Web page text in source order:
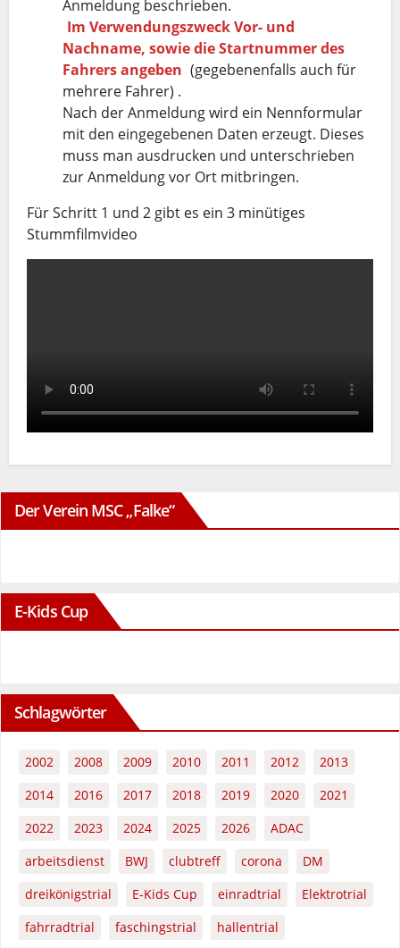
Anmeldung beschrieben.
Im Verwendungszweck Vor- und
Nachname, sowie die Startnummer des
Fahrers angeben (gegebenenfalls auch für
mehrere Fahrer) .
Nach der Anmeldung wird ein Nennformular
mit den eingegebenen Daten erzeugt. Dieses
muss man ausdrucken und unterschrieben
zur Anmeldung vor Ort mitbringen.
Für Schritt 1 und 2 gibt es ein 3 minütiges
Stummfilmvideo
Der Verein MSC „Falke“
E-Kids Cup
Schlagwörter
2002 2008 2009 2010 2011 2012
2013
2014
2016 2017 2018 2019 2020
2021
2022
2023 2024 2025 2026
ADAC
arbeitsdienst
BWJ clubtreff corona
DM
dreikönigstrial
E-Kids Cup einradtrial
Elektrotrial
fahrradtrial
faschingstrial
hallentrial